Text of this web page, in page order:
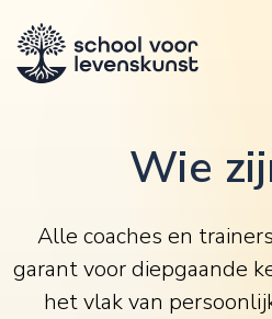
Wie
Alle coaches en
garant voor diepgaande
het vlak van